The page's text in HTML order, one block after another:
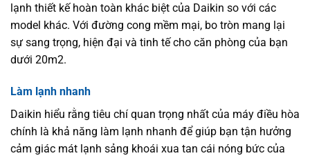
lạnh thiết kế hoàn toàn khác biệt của Daikin so với các
model khác. Với đường cong mềm mại, bo tròn mang lại
sự sang trọng, hiện đại và tinh tế cho căn phòng của bạn
dưới 20m2.
Làm lạnh nhanh
Daikin hiểu rằng tiêu chí quan trọng nhất của máy điều hòa
chính là khả năng làm lạnh nhanh để giúp bạn tận hưởng
cảm giác mát lạnh sảng khoái xua tan cái nóng bức của